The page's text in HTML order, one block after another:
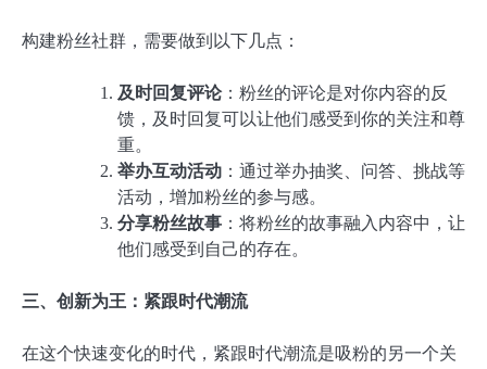
构建粉丝社群，需要做到以下几点：
及时回复评论：粉丝的评论是对你内容的反
馈，及时回复可以让他们感受到你的关注和尊
重。
举办互动活动 ：通过举办抽奖、问答、挑战等
活动，增加粉丝的参与感。
分享粉丝故事 ：将粉丝的故事融入内容中，让
他们感受到自己的存在。
三、创新为王：紧跟时代潮流
在这个快速变化的时代，紧跟时代潮流是吸粉的另一个关